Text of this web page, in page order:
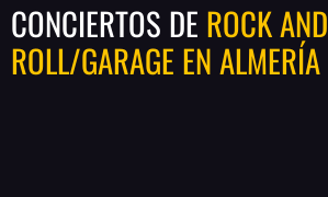
CONCIERTOS DE ROCK AND
ROLL/GARAGE EN ALMERÍA